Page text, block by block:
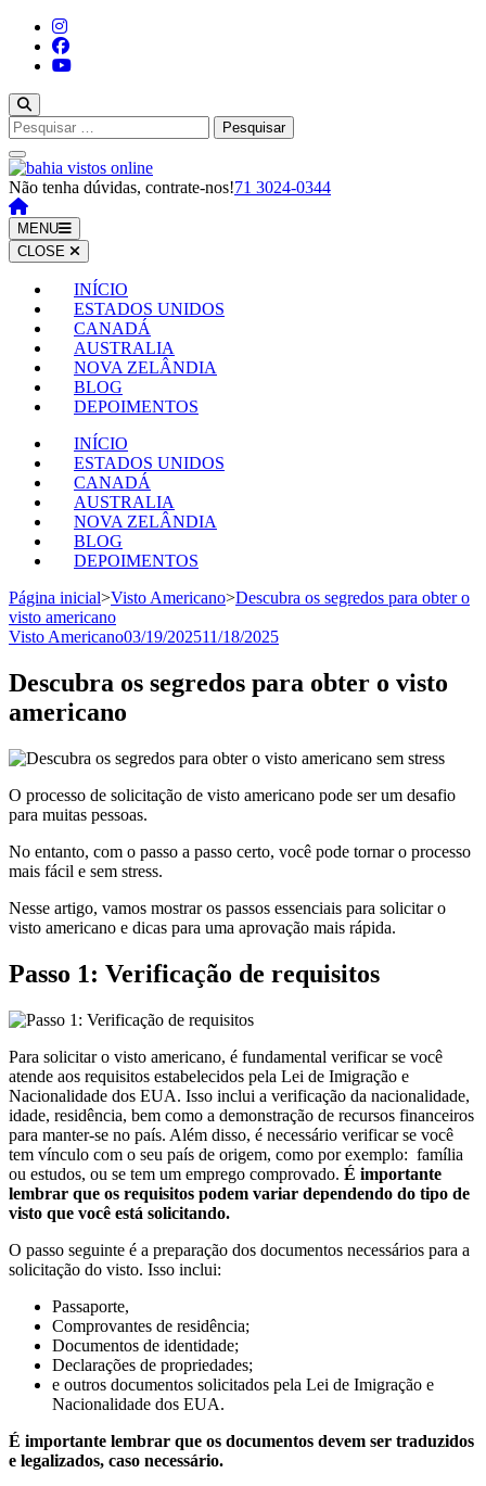
Pular
para
(pressione
Enter)
Pesquisar
por:
Não tenha dúvidas, contrate-nos!71 3024-0344
MENU
CLOSE
INÍCIO
ESTADOS UNIDOS
CANADÁ
AUSTRALIA
NOVA ZELÂNDIA
BLOG
DEPOIMENTOS
INÍCIO
ESTADOS UNIDOS
CANADÁ
AUSTRALIA
NOVA ZELÂNDIA
BLOG
DEPOIMENTOS
Página inicial>Visto Americano>Descubra os segredos para obter o
visto americano
Visto Americano03/19/202511/18/2025
Descubra os segredos para obter o visto
americano
O processo de solicitação de visto americano pode ser um desafio
para muitas pessoas.
No entanto, com o passo a passo certo, você pode tornar o processo
mais fácil e sem stress.
Nesse artigo, vamos mostrar os passos essenciais para solicitar o
visto americano e dicas para uma aprovação mais rápida.
Passo 1: Verificação de requisitos
Para solicitar o visto americano, é fundamental verificar se você
atende aos requisitos estabelecidos pela Lei de Imigração e
Nacionalidade dos EUA. Isso inclui a verificação da nacionalidade,
idade, residência, bem como a demonstração de recursos financeiros
para manter-se no país. Além disso, é necessário verificar se você
tem vínculo com o seu país de origem, como por exemplo: família
ou estudos, ou se tem um emprego comprovado. É importante
lembrar que os requisitos podem variar dependendo do tipo de
visto que você está solicitando.
O passo seguinte é a preparação dos documentos necessários para a
solicitação do visto. Isso inclui:
Passaporte,
Comprovantes de residência;
Documentos de identidade;
Declarações de propriedades;
e outros documentos solicitados pela Lei de Imigração e
Nacionalidade dos EUA.
É importante lembrar que os documentos devem ser traduzidos
e legalizados, caso necessário.